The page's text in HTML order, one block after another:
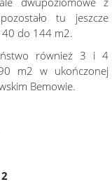
tu jeszcze
40 do 144 m2.
również 3 i 4
m2 w ukończonej
Bemowie.